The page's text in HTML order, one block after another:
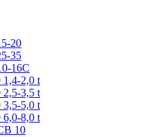
20
35
16C
2,0 t
3,5 t
5,0 t
8,0 t
10